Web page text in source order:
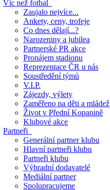
Víc než fotbal
Zaujalo nejvíce...
Ankety, ceny, trofeje
Co dnes dělají...?
Narozeniny a jubilea
Partnerské PR akce
Pronájem stadionu
Reprezentace ČR u nás
Soustředění týmů
V.I.P.
Zájezdy, výlety
Zaměřeno na děti a mládež
Život v Přední Kopanině
Klubové akce
Partneři
Generální partner klubu
Hlavní partneři klubu
Partneři klubu
Výhradní dodavatelé
Mediální partner
Spolupracujeme